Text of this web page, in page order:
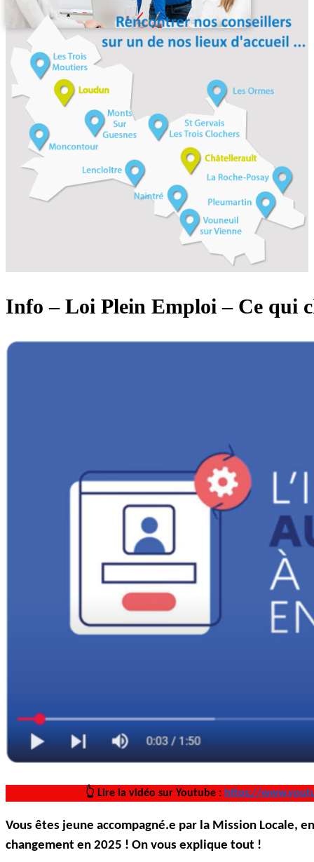
Info – Loi Plein Emploi – Ce qui
👆 Lire la vidéo sur Youtube : https://
Vous êtes jeune accompagné.e par la Mission Locale,
changement en 2025 ! On vous explique tout !